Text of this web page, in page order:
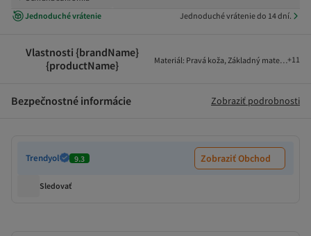
Jednoduché vrátenie Jednoduché vrátenie do 14 dní.
Vlastnosti {brandName}
{productName}
Materiál: Pravá koža, Základný materiál:PVC
+11
Bezpečnostné informácie Zobraziť podrobnosti
Trendyol 9.3 Zobraziť Obchod
Sledovať